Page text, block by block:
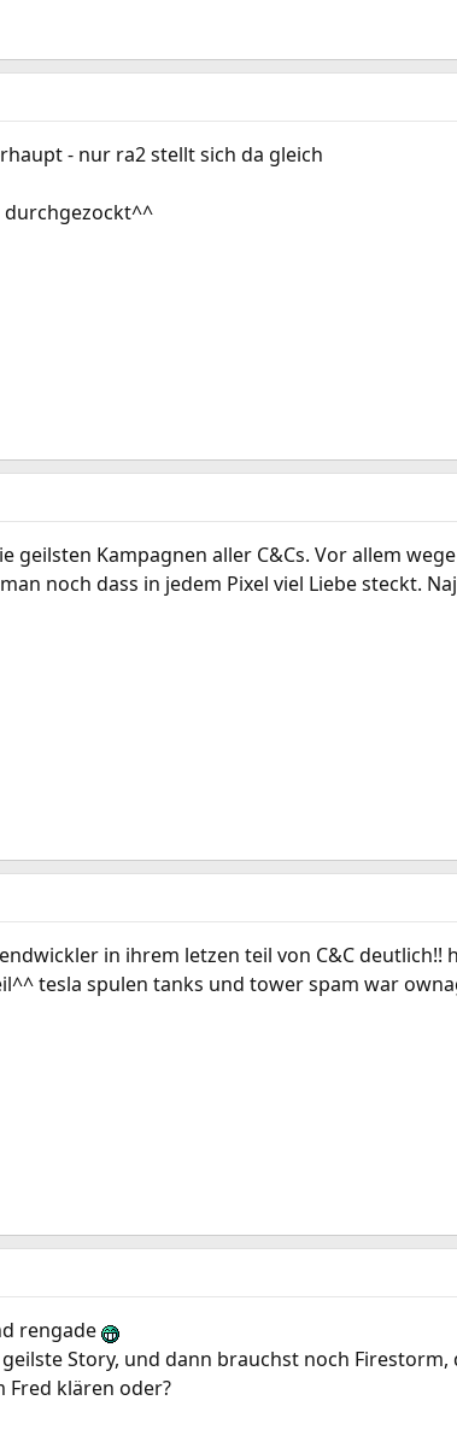
- nur ra2 stellt sich da gleich
durchgezockt^^
geilsten Kampagnen aller C&Cs. Vor allem
noch dass in jedem Pixel viel Liebe steckt.
in ihrem letzen teil von C&C deutlich!!
tesla spulen tanks und tower spam war
rengade
Story, und dann brauchst noch
Fred klären oder?